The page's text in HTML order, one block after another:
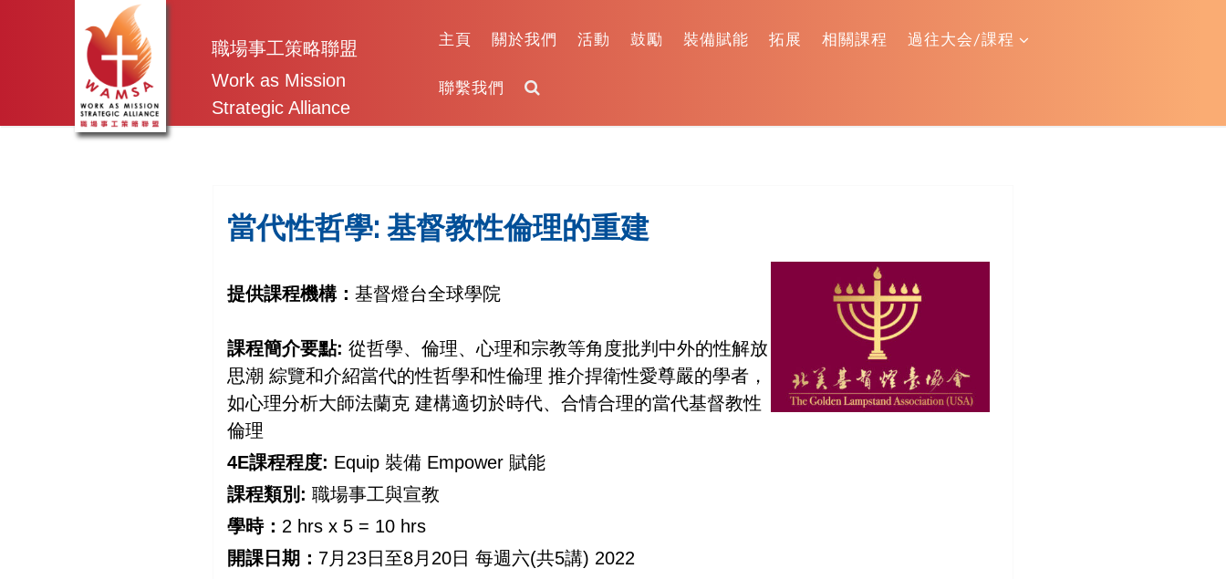
職場事工策略聯盟
Work as Mission
Strategic Alliance
主頁 關於我們 活動 鼓勵 裝備賦能 拓展 相關課程 過往大会/課程
聯繫我們
當代性哲學: 基督教性倫理的重建
提供課程機構：基督燈台全球學院
課程簡介要點:從哲學、倫理、心理和宗教等角度批判中外的性解放
思潮 綜覽和介紹當代的性哲學和性倫理 推介捍衛性愛尊嚴的學者，
如心理分析大師法蘭克 建構適切於時代、合情合理的當代基督教性
倫理
4E課程程度: Equip 裝備 Empower 賦能
課程類別:職場事工與宣教
學時： 2 hrs x 5 = 10 hrs
開課日期： 7月23日至8月20日 每週六(共5講) 2022